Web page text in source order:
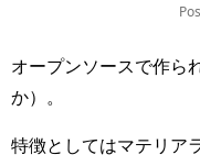
オープンソースで作ら
か）。
特徴としてはマテリア